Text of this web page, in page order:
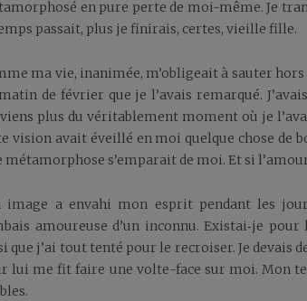
en pure perte de moi-même. Je
passait, plus je finirais, certes, vieille fille.
ma vie, inanimée, m’obligeait à sauter
de février que je l’avais remarqué.
plus du véritablement moment où je
vision avait éveillé en moi quelque chose de
métamorphose s’emparait de moi. Et si
image a envahi mon esprit pendant les
amoureuse d’un inconnu. Existai‑je
que j’ai tout tenté pour le recroiser. Je devais
lui me fit faire une volte-face sur moi. Mon